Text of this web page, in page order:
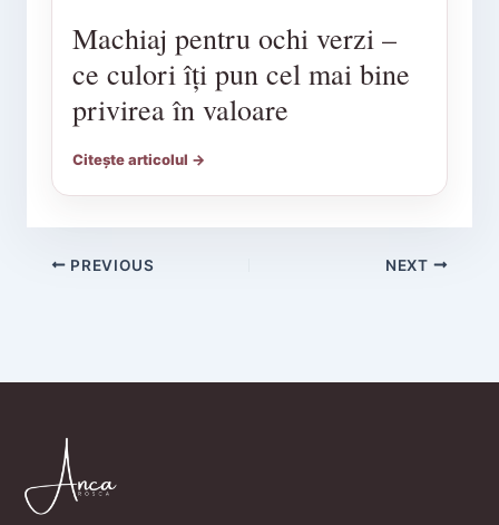
Machiaj pentru ochi verzi –
ce culori îți pun cel mai bine
privirea în valoare
Citește articolul →
PREVIOUS NEXT